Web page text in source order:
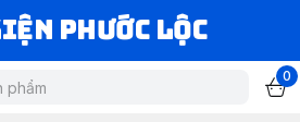
PHƯỚC LỘC
0